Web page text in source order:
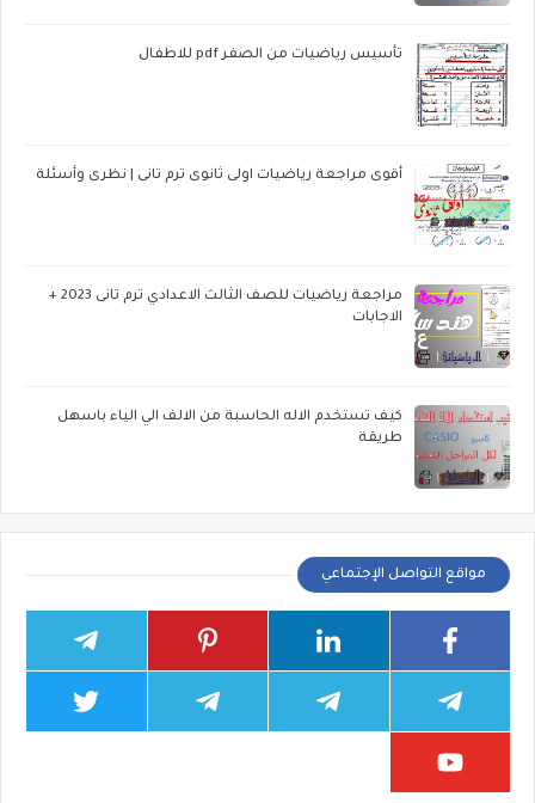
تأسيس رياضيات من الصفر pdf للاطفال
أقوى مراجعة رياضيات اولى ثانوى ترم تانى | نظرى وأسئلة
مراجعة رياضيات للصف الثالث الاعدادي ترم تانى 2023 +
الاجابات
كيف تستخدم الاله الحاسبة من الالف الي الياء باسهل
طريقة
مواقع التواصل الإجتماعي